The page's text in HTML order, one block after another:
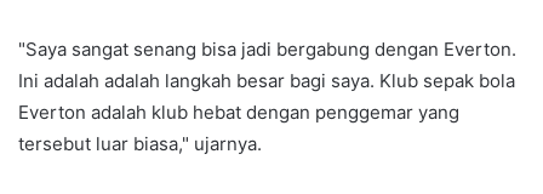
"Saya sangat senang bisa jadi bergabung dengan Everton.
Ini adalah adalah langkah besar bagi saya. Klub sepak bola
Everton adalah klub hebat dengan penggemar yang
tersebut luar biasa," ujarnya.